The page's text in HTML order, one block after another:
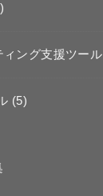
ング支援ツール
(5)